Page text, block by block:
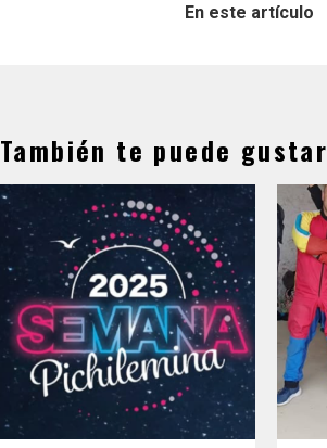
En este artículo
También te puede gustar